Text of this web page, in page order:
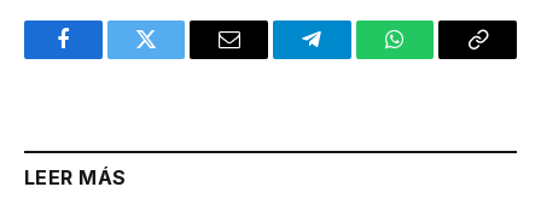
FacebookTwitter Email TelegramWhatsAppCopy
LEER MÁS